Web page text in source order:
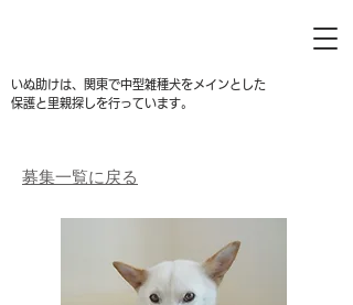
いぬ助けは、関東で中型雑種犬をメインとした
保護と里親探しを行っています。
募集一覧に戻る